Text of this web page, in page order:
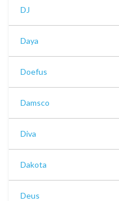
DJ
Daya
Doefus
Damsco
Diva
Dakota
Deus